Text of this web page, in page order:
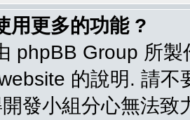
用更多的功能 ?
phpBB Group 所
的說明. 請
發小組分心無法